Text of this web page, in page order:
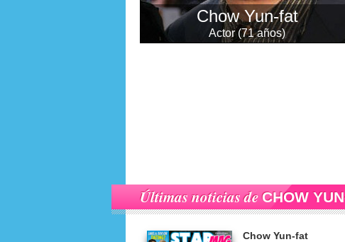
Chow Yun-fat
Actor (71 años)
Últimas noticias deCHOW
Chow Yun-fat